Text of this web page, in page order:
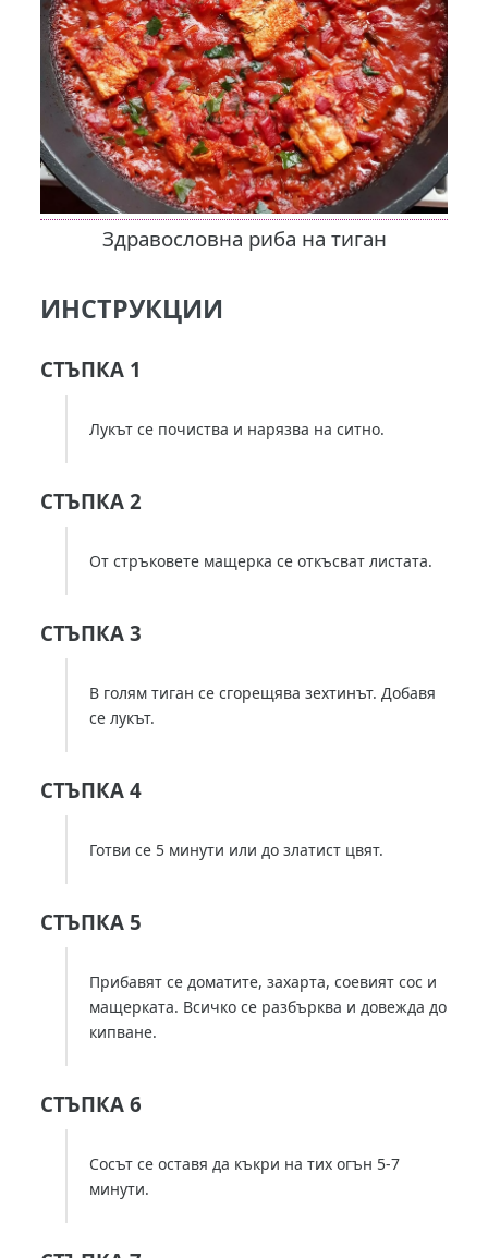
Здравословна риба на тиган
ИНСТРУКЦИИ
СТЪПКА 1
Лукът се почиства и нарязва на ситно.
СТЪПКА 2
От стръковете мащерка се откъсват листата.
СТЪПКА 3
В голям тиган се сгорещява зехтинът. Добавя
се лукът.
СТЪПКА 4
Готви се 5 минути или до златист цвят.
СТЪПКА 5
Прибавят се доматите, захарта, соевият сос и
мащерката. Всичко се разбърква и довежда до
кипване.
СТЪПКА 6
Сосът се оставя да къкри на тих огън 5-7
минути.